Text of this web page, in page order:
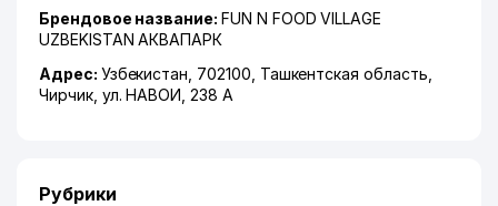
Брендовое название: FUN N FOOD VILLAGE
UZBEKISTAN АКВАПАРК
Адрес: Узбекистан, 702100, Ташкентская область
Чирчик, ул. НАВОИ , 238 А
Рубрики